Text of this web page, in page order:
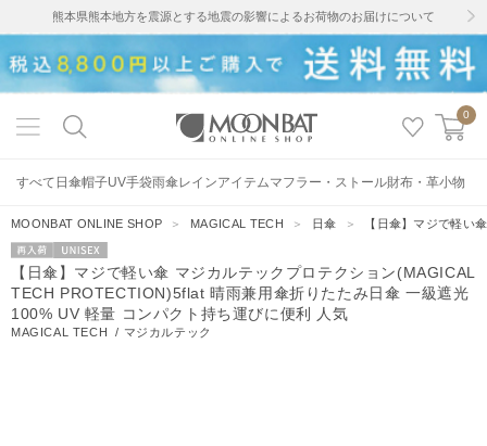
熊本県熊本地方を震源とする地震の影響によるお荷物のお届けについて
0
すべて 日傘帽子UV手袋雨傘レインアイテムマフラー・ストール財布・革小物
MOONBAT ONLINE SHOP ＞ MAGICAL TECH ＞ 日傘 ＞ 【日傘】マジで軽い
再入荷UNISEX
【日傘】マジで軽い傘 マジカルテックプロテクション(MAGICAL
TECH PROTECTION)5flat 晴雨兼用傘折りたたみ日傘 一級遮光
100% UV 軽量 コンパクト持ち運びに便利 人気
MAGICAL TECH / マジカルテック